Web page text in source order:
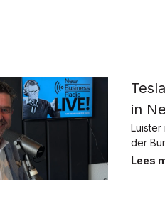
in
Luister
der
Lees